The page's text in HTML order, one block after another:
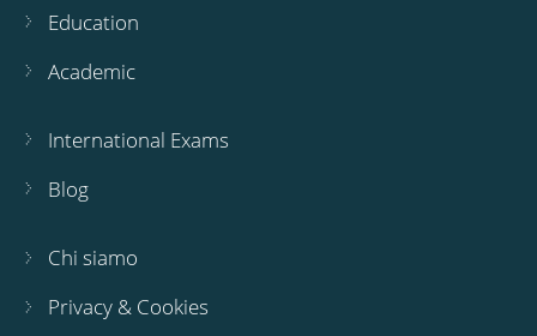
Education
Academic
International Exams
Blog
Chi siamo
Privacy & Cookies